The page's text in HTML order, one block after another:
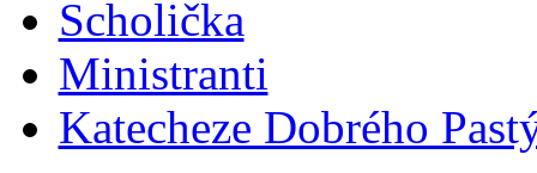
Scholička
Ministranti
Katecheze Dobrého